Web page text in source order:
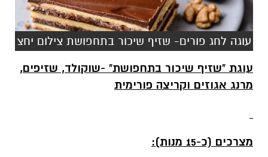
עוגה לחג פורים- שזיף שיכור בתחפושת צילום יחצ
עוגת "שזיף שיכור בתחפושת" -שוקולד, שזיפים,
מרנג אגוזים וקריצה פורימית
מצרכים (כ-15 מנות):